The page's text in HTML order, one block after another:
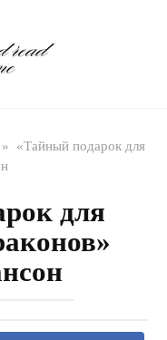
» «Тайный подарок для
для